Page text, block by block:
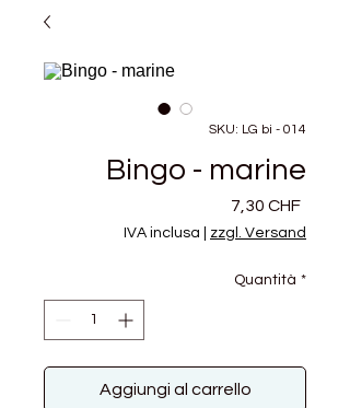
SKU: LG bi - 014
Bingo - marine
7,30 CHFPrezzo
IVA inclusa zzgl. Versand
Quantità *
Aggiungi al carrello